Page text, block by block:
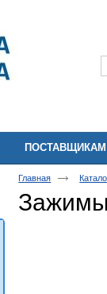
ПОСТАВЩИКАМ
Главная